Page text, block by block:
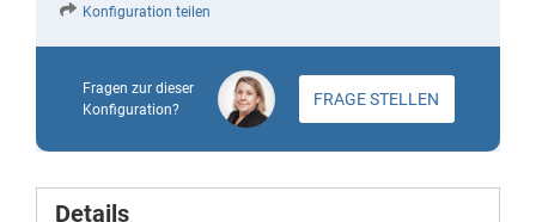
Konfiguration teilen
Fragen zur dieser
Konfiguration?
FRAGE STELLEN
Details